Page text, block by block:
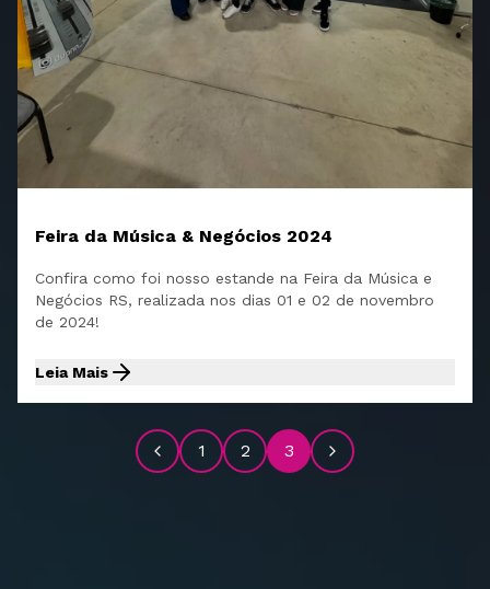
Feira da Música & Negócios 2024
Confira como foi nosso estande na Feira da Música e
Negócios RS, realizada nos dias 01 e 02 de novembro
de 2024!
Leia Mais
Anterior
1 2 3
Próximo